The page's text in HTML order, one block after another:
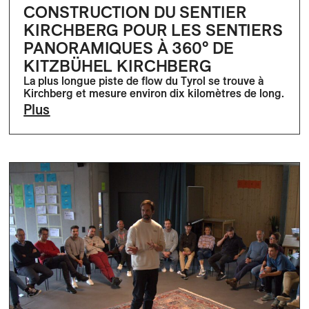
CONSTRUCTION DU SENTIER
KIRCHBERG POUR LES SENTIERS
PANORAMIQUES À 360° DE
KITZBÜHEL KIRCHBERG
La plus longue piste de flow du Tyrol se trouve à
Kirchberg et mesure environ dix kilomètres de long.
Plus